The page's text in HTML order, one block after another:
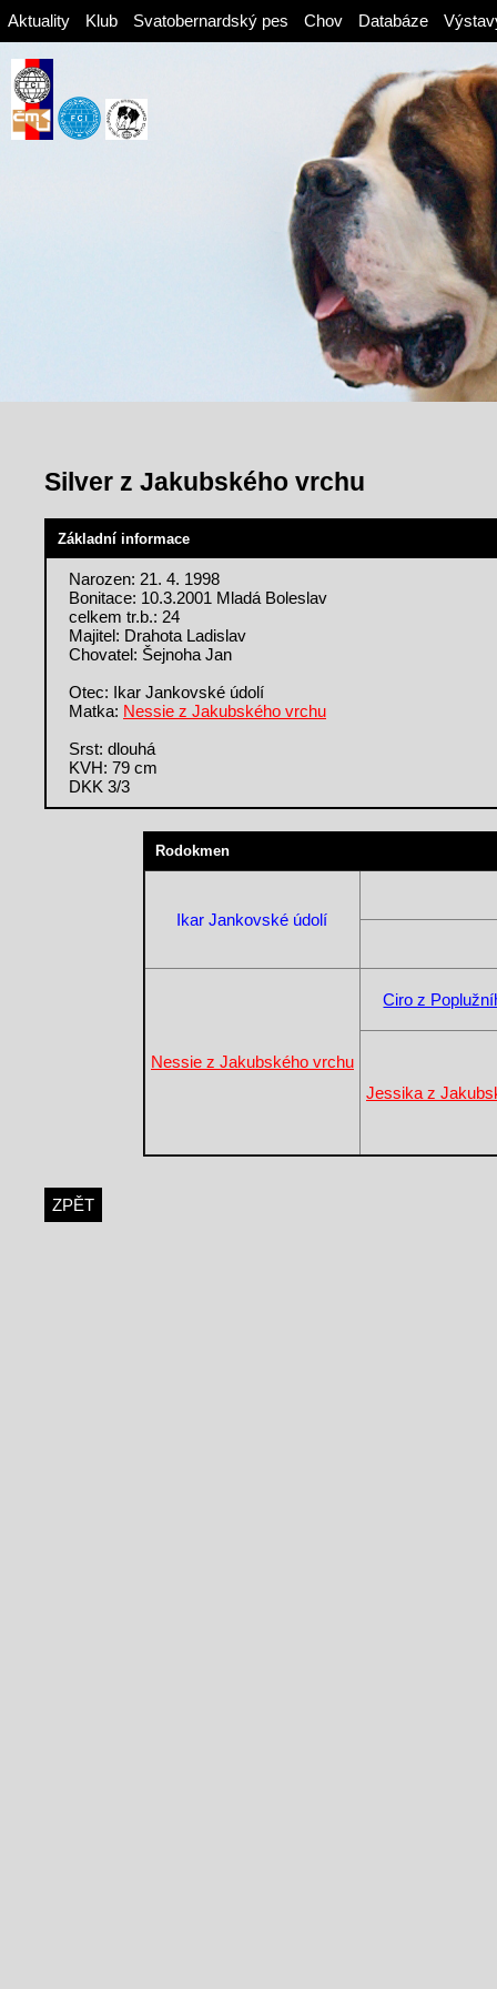
Aktuality Klub Svatobernardský pes Chov Databáze
Silver z Jakubského vrchu
Základní informace
Narozen: 21. 4. 1998
Bonitace: 10.3.2001 Mladá Boleslav
celkem tr.b.: 24
Majitel: Drahota Ladislav
Chovatel: Šejnoha Jan
Otec: Ikar Jankovské údolí
Matka: Nessie z Jakubského vrchu
Srst: dlouhá
KVH: 79 cm
DKK 3/3
Rodokmen
Ikar Jankovské údolí
Nessie z Jakubského vrchu
Ciro z
Jessika z
ZPĚT